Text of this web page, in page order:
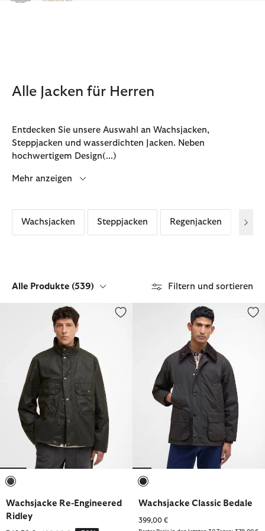
Klicken Sie hier, um unsere Barrierefreiheitserklärung
Alle Jacken für Herren
Entdecken Sie unsere Auswahl an Wachsjacken,
Steppjacken und wasserdichten Jacken. Neben
hochwertigem Design(...)
Mehr anzeigen
Wachsjacken Steppjacken Regenjacken
Alle Produkte (539) Filtern und sortieren
Wachsjacke Re-Engineered Ridley
Wachsjacke Re-Engineered
Ridley
Wachsjacke Classic Bedale
Wachsjacke Classic Bedale
399,00 €